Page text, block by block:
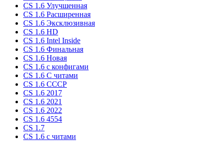
CS 1.6 Улучшенная
CS 1.6 Расширенная
CS 1.6 Эксклюзивная
CS 1.6 HD
CS 1.6 Intel Inside
CS 1.6 Финальная
CS 1.6 Новая
CS 1.6 с конфигами
CS 1.6 С читами
CS 1.6 CCCP
CS 1.6 2017
CS 1.6 2021
CS 1.6 2022
CS 1.6 4554
CS 1.7
CS 1.6 с читами